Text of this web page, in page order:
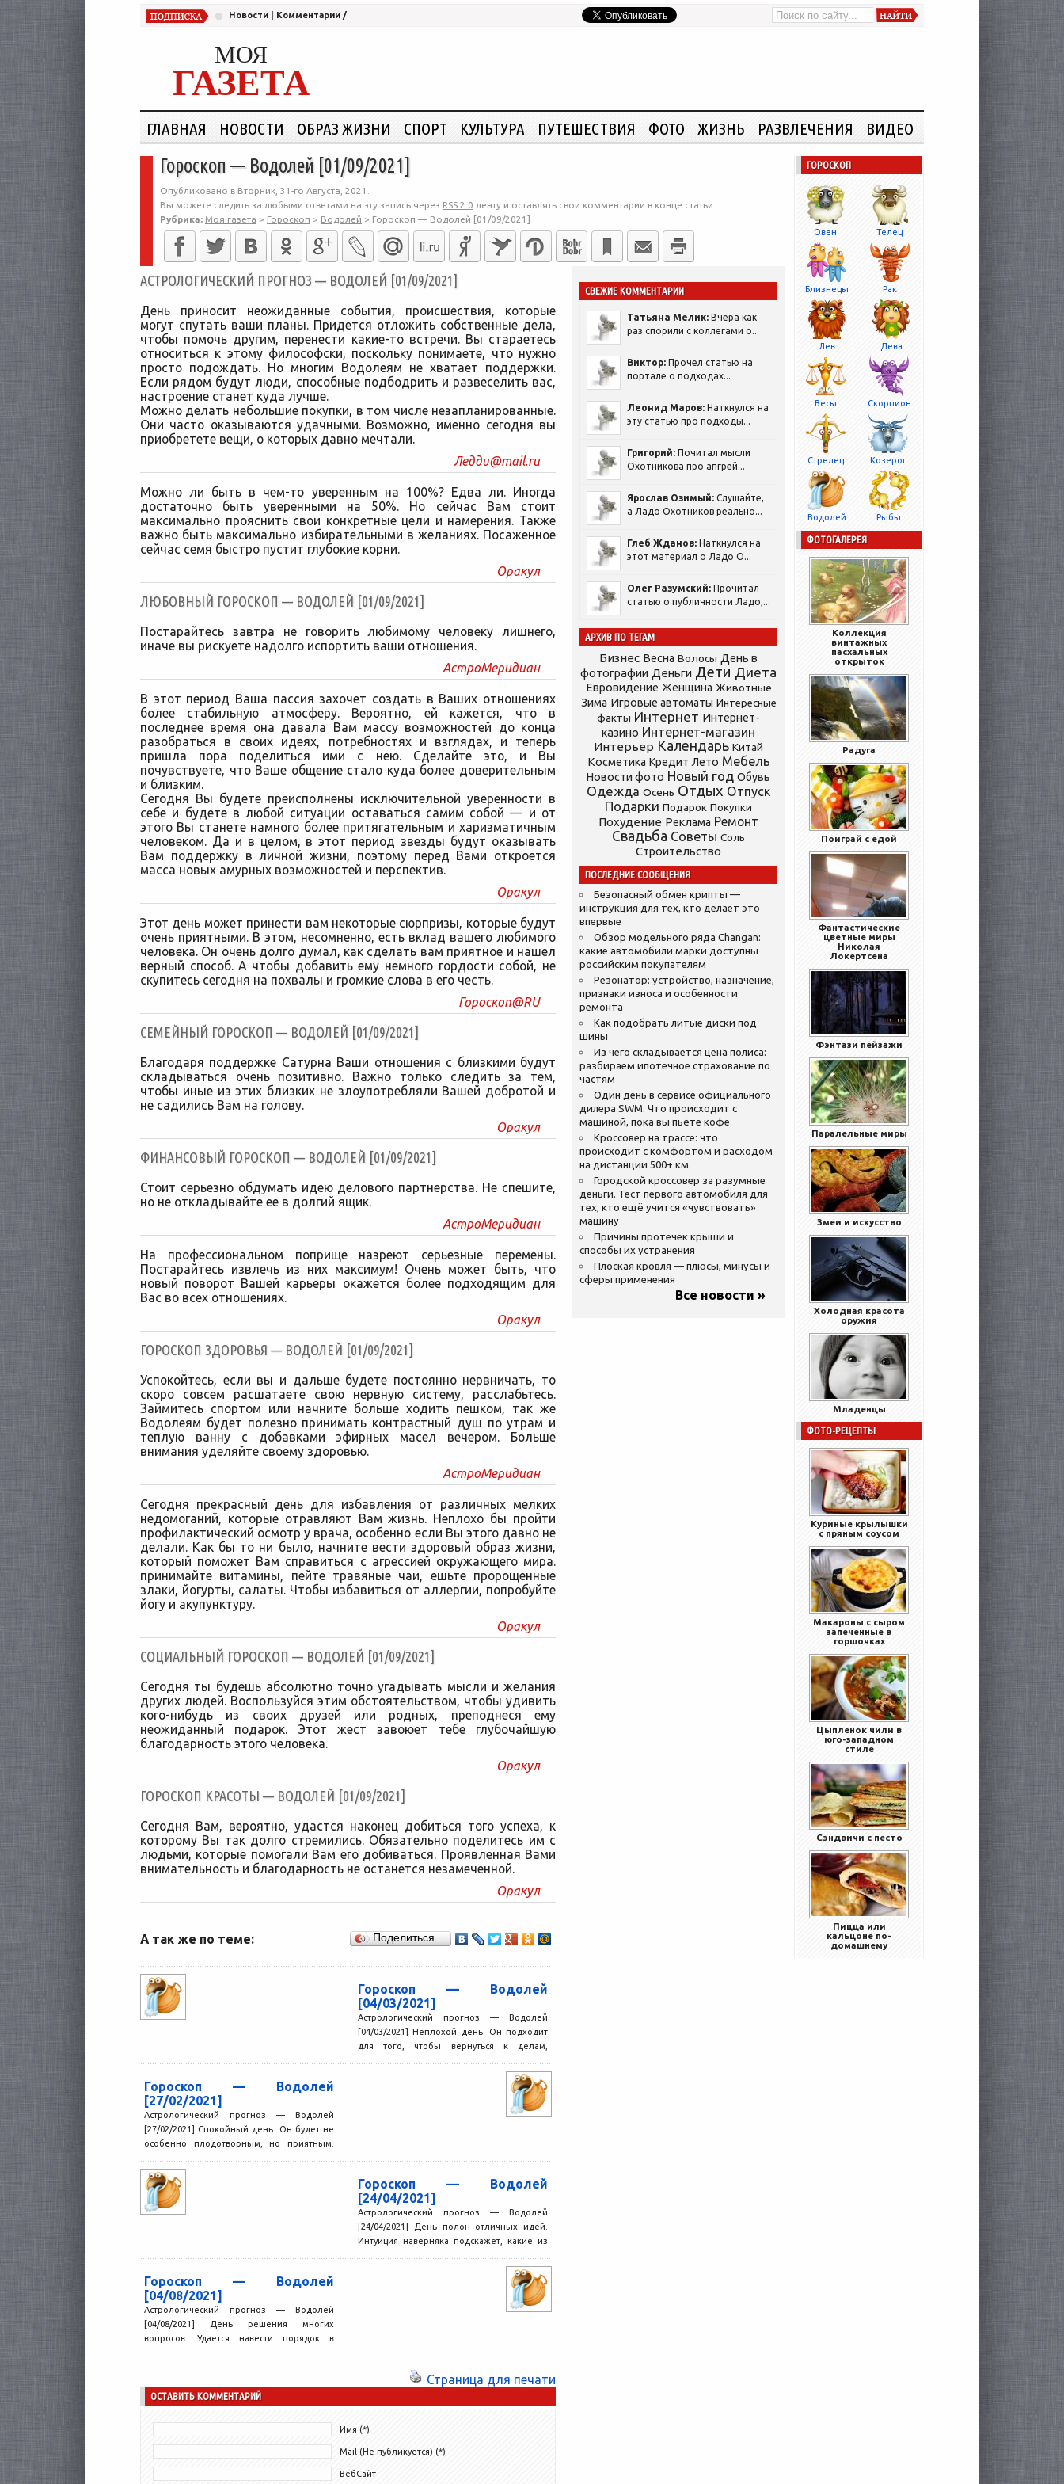
Новости Комментарии /
МОЯ
ГАЗЕТА
ГЛАВНАЯ НОВОСТИ ОБРАЗ ЖИЗНИ СПОРТ КУЛЬТУРА ПУТЕШЕСТВИЯ ФОТО ЖИЗНЬ РАЗВЛЕЧЕНИЯ ВИДЕО
Гороскоп — Водолей [01/09/2021]
Опубликовано в Вторник, 31-го Августа, 2021.
Вы можете следить за любыми ответами на эту запись через RSS 2.0 ленту и оставлять свои комментарии в конце статьи.
Рубрика: Моя газета > Гороскоп > Водолей > Гороскоп — Водолей [01/09/2021]
АСТРОЛОГИЧЕСКИЙ ПРОГНОЗ — ВОДОЛЕЙ [01/09/2021]
День приносит неожиданные события, происшествия, которые
могут спутать ваши планы. Придется отложить собственные дела,
чтобы помочь другим, перенести какие-то встречи. Вы стараетесь
относиться к этому философски, поскольку понимаете, что нужно
просто подождать. Но многим Водолеям не хватает поддержки.
Если рядом будут люди, способные подбодрить и развеселить вас,
настроение станет куда лучше.
Можно делать небольшие покупки, в том числе незапланированные.
Они часто оказываются удачными. Возможно, именно сегодня вы
приобретете вещи, о которых давно мечтали.
Ледди@mail.ru
Можно ли быть в чем-то уверенным на 100%? Едва ли. Иногда
достаточно быть уверенными на 50%. Но сейчас Вам стоит
максимально прояснить свои конкретные цели и намерения. Также
важно быть максимально избирательными в желаниях. Посаженное
сейчас семя быстро пустит глубокие корни.
Оракул
ЛЮБОВНЫЙ ГОРОСКОП — ВОДОЛЕЙ [01/09/2021]
Постарайтесь завтра не говорить любимому человеку лишнего,
иначе вы рискуете надолго испортить ваши отношения.
АстроМеридиан
В этот период Ваша пассия захочет создать в Ваших отношениях
более стабильную атмосферу. Вероятно, ей кажется, что в
последнее время она давала Вам массу возможностей до конца
разобраться в своих идеях, потребностях и взглядах, и теперь
пришла пора поделиться ими с нею. Сделайте это, и Вы
почувствуете, что Ваше общение стало куда более доверительным
и близким.
Сегодня Вы будете преисполнены исключительной уверенности в
себе и будете в любой ситуации оставаться самим собой — и от
этого Вы станете намного более притягательным и харизматичным
человеком. Да и в целом, в этот период звезды будут оказывать
Вам поддержку в личной жизни, поэтому перед Вами откроется
масса новых амурных возможностей и перспектив.
Оракул
Этот день может принести вам некоторые сюрпризы, которые будут
очень приятными. В этом, несомненно, есть вклад вашего любимого
человека. Он очень долго думал, как сделать вам приятное и нашел
верный способ. А чтобы добавить ему немного гордости собой, не
скупитесь сегодня на похвалы и громкие слова в его честь.
Гороскоп@RU
CЕМЕЙНЫЙ ГОРОСКОП — ВОДОЛЕЙ [01/09/2021]
Благодаря поддержке Сатурна Ваши отношения с близкими будут
складываться очень позитивно. Важно только следить за тем,
чтобы иные из этих близких не злоупотребляли Вашей добротой и
не садились Вам на голову.
Оракул
ФИНАНСОВЫЙ ГОРОСКОП — ВОДОЛЕЙ [01/09/2021]
Стоит серьезно обдумать идею делового партнерства. Не спешите,
но не откладывайте ее в долгий ящик.
АстроМеридиан
На профессиональном поприще назреют серьезные перемены.
Постарайтесь извлечь из них максимум! Очень может быть, что
новый поворот Вашей карьеры окажется более подходящим для
Вас во всех отношениях.
Оракул
ГОРОСКОП ЗДОРОВЬЯ — ВОДОЛЕЙ [01/09/2021]
Успокойтесь, если вы и дальше будете постоянно нервничать, то
скоро совсем расшатаете свою нервную систему, расслабьтесь.
Займитесь спортом или начните больше ходить пешком, так же
Водолеям будет полезно принимать контрастный душ по утрам и
теплую ванну с добавками эфирных масел вечером. Больше
внимания уделяйте своему здоровью.
АстроМеридиан
Сегодня прекрасный день для избавления от различных мелких
недомоганий, которые отравляют Вам жизнь. Неплохо бы пройти
профилактический осмотр у врача, особенно если Вы этого давно не
делали. Как бы то ни было, начните вести здоровый образ жизни,
который поможет Вам справиться с агрессией окружающего мира.
принимайте витамины, пейте травяные чаи, ешьте пророщенные
злаки, йогурты, салаты. Чтобы избавиться от аллергии, попробуйте
йогу и акупунктуру.
Оракул
CОЦИАЛЬНЫЙ ГОРОСКОП — ВОДОЛЕЙ [01/09/2021]
Сегодня ты будешь абсолютно точно угадывать мысли и желания
других людей. Воспользуйся этим обстоятельством, чтобы удивить
кого-нибудь из своих друзей или родных, преподнеся ему
неожиданный подарок. Этот жест завоюет тебе глубочайшую
благодарность этого человека.
Оракул
ГОРОСКОП КРАСОТЫ — ВОДОЛЕЙ [01/09/2021]
Сегодня Вам, вероятно, удастся наконец добиться того успеха, к
которому Вы так долго стремились. Обязательно поделитесь им с
людьми, которые помогали Вам его добиваться. Проявленная Вами
внимательность и благодарность не останется незамеченной.
Оракул
А так же по теме: Поделиться…
Гороскоп — Водолей
[04/03/2021]
Астрологический прогноз — Водолей
[04/03/2021] Неплохой день. Он подходит
для того, чтобы вернуться к делам,
Гороскоп — Водолей
[27/02/2021]
Астрологический прогноз — Водолей
[27/02/2021] Спокойный день. Он будет не
особенно плодотворным, но приятным.
делом, научиться...
Гороскоп — Водолей
[24/04/2021]
Астрологический прогноз — Водолей
[24/04/2021] День полон отличных идей.
Интуиция наверняка подскажет, какие из
Гороскоп — Водолей
[04/08/2021]
Астрологический прогноз — Водолей
[04/08/2021] День решения многих
вопросов. Удается навести порядок в
делах, избавиться от того, что мешало
Страница для печати
ОСТАВИТЬ КОММЕНТАРИЙ
Имя (*)
Mail (Не публикуется) (*)
ВебСайт
СВЕЖИЕ КОММЕНТАРИИ
Татьяна Мелик: Вчера как
раз спорили с коллегами о...
Виктор: Прочел статью на
портале о подходах...
Леонид Маров: Наткнулся на
эту статью про подходы...
Григорий: Почитал мысли
Охотникова про апгрей...
Ярослав Озимый: Слушайте,
а Ладо Охотников реально...
Глеб Жданов: Наткнулся на
этот материал о Ладо О...
Олег Разумский: Прочитал
статью о публичности Ладо,...
АРХИВ ПО ТЕГАМ
Бизнес Весна Волосы День в
фотографии Деньги Дети Диета
Евровидение Женщина Животные
Зима Игровые автоматы Интересные
факты Интернет Интернет-
казино Интернет-магазин
Интерьер Календарь Китай
Косметика Кредит Лето Мебель
Новости фото Новый год Обувь
Одежда Осень Отдых Отпуск
Подарки Подарок Покупки
Похудение Реклама Ремонт
Свадьба Советы Соль
Строительство
ПОСЛЕДНИЕ СООБЩЕНИЯ
Безопасный обмен крипты —
инструкция для тех, кто делает это
впервые
Обзор модельного ряда Changan:
какие автомобили марки доступны
российским покупателям
Резонатор: устройство, назначение,
признаки износа и особенности
ремонта
Как подобрать литые диски под
шины
Из чего складывается цена полиса:
разбираем ипотечное страхование по
частям
Один день в сервисе официального
дилера SWM. Что происходит с
машиной, пока вы пьёте кофе
Кроссовер на трассе: что
происходит с комфортом и расходом
на дистанции 500+ км
Городской кроссовер за разумные
деньги. Тест первого автомобиля для
тех, кто ещё учится «чувствовать»
машину
Причины протечек крыши и
способы их устранения
Плоская кровля — плюсы, минусы и
сферы применения
Все новости »
ГОРОСКОП
Овен Телец
Близнецы Рак
Лев Дева
Весы Скорпион
Стрелец Козерог
Водолей Рыбы
ФОТОГАЛЕРЕЯ
Коллекция
винтажных
пасхальных
открыток
Радуга
Поиграй с едой
Фантастические
цветные миры
Николая
Локертсена
Фэнтази пейзажи
Паралельные миры
Змеи и искусство
Холодная красота
оружия
Младенцы
ФОТО-РЕЦЕПТЫ
Куриные крылышки
с пряным соусом
Макароны с сыром
запеченные в
горшочках
Цыпленок чили в
юго-западном
стиле
Сэндвичи с песто
Пицца или
кальцоне по-
домашнему